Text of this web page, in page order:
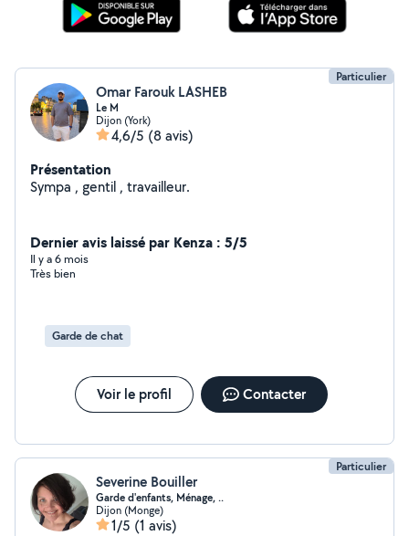
Particulier
Omar Farouk LASHEB
Le M
Dijon (York)
4,6/5 (8 avis)
Présentation
Sympa , gentil , travailleur.
Dernier avis laissé par Kenza : 5/5
Il y a 6 mois
Très bien
Garde de chat
Voir le profil Contacter
Particulier
Severine Bouiller
Garde d'enfants, Ménage, ..
Dijon (Monge)
1/5 (1 avis)